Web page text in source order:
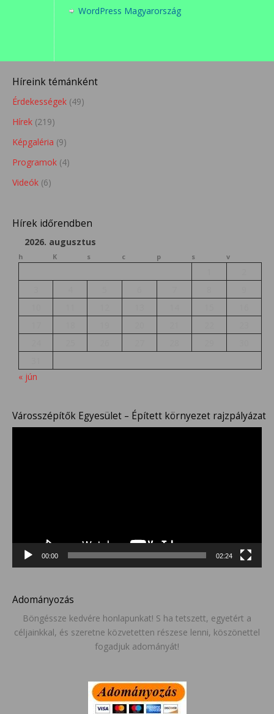
WordPress Magyarország
Híreink témánként
Érdekességek (49)
Hírek (219)
Képgaléria (9)
Programok (4)
Videók (6)
Hírek időrendben
2026. augusztus
h K s c p s v
« jún
Városszépítők Egyesület – Épített környezet rajzpályázat
00:00 02:24
Adományozás
Böngéssze kedvére honlapunkat! S ha tetszett, egyetért a
céljainkkal, és szeretne közvetetten részese lenni, köszönettel
fogadjuk adományát!